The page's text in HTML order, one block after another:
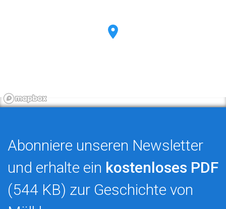
Abonniere unseren Newsletter
und erhalte ein kostenloses PDF
(544 KB) zur Geschichte von